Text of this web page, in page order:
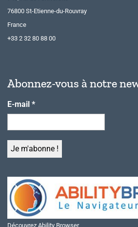
76800 St-Etienne-du-Rouvray
France
+33 2 32 80 88 00
Abonnez-vous à notre
E-mail *
Découvrez Ability Browser